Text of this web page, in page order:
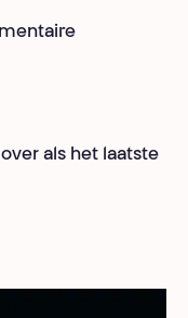
als het laatste